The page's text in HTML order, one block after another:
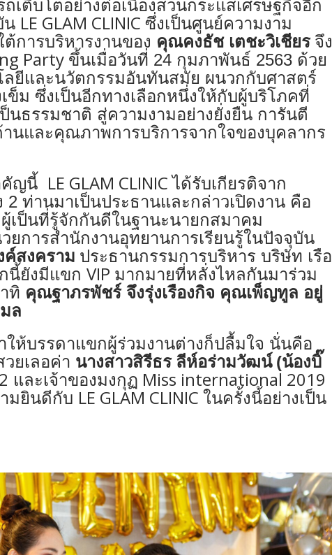
ถเติบโตอย่างต่อเนื่องสวนกระแสเศรษฐกิจอีก
น LE GLAM CLINIC ซึ่งเป็นศูนย์ความงาม
ต้การบริหารงานของ คุณคงธัช เตชะวิเชียร จึง
Party ขึ้นเมื่อวันที่ 24 กุมภาพันธ์ 2563 ด้วย
ยีและนวัตกรรมอันทันสมัย ผนวกกับศาสตร์
ข็ม ซึ่งเป็นอีกทางเลือกหนึ่งให้กับผู้บริโภคที่
นธรรมชาติ สู่ความงามอย่างยั่งยืน การันตี
นและคุณภาพการบริการจากใจของบุคลากร
คัญนี้ LE GLAM CLINICได้รับเกียรติจาก
ท่านมาเป็นประธานและกล่าวเปิดงาน คือ
ผู้เป็นที่รู้จักกันดีในฐานะนายกสมาคม
ยการสำนักงานอุทยานการเรียนรู้ในปัจจุบัน
สงคราม ประธานกรรมการบริหาร บริษัท เรือ
นี้ยังมีแขก VIP มากมายที่หลั่งไหลกันมาร่วม
ทิ คุณฐาภรพัชร์ จึงรุ่งเรืองกิจ คุณเพ็ญทูล อยู่
ล
ให้บรรดาแขกผู้ร่วมงานต่างก็ปลื้มใจ นั่นคือ
ยเลอค่า นางสาวสิรีธร ลีห์อร่ามวัฒน์ (น้องบิ๊
และเจ้าของมงกุฏ Miss international 2019
มยินดีกับ LE GLAM CLINIC ในครั้งนี้อย่างเป็น